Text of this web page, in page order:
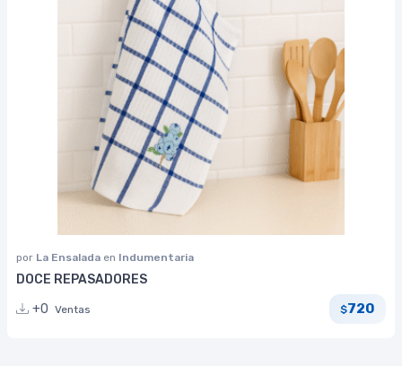
por La Ensalada en Indumentaria
DOCE REPASADORES
+0 Ventas $720